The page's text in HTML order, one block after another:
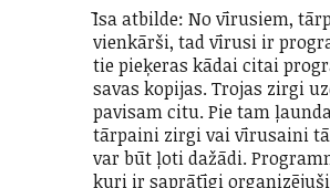
Īsa atbilde: No vīrusiem,
vienkārši, tad vīrusi ir
tie pieķeras kādai citai
savas kopijas. Trojas zirgi
pavisam citu. Pie tam
tārpaini zirgi vai vīrusaini
var būt ļoti dažādi.
kuri ir saprātīgi